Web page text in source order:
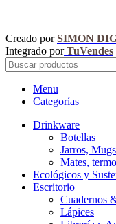
Creado porSIMON
Integrado porTuVendes
Menu
Categorías
Drinkware
Botellas
Jarros,
Mates,
Ecológicos y
Escritorio
Cuadernos
Lápices